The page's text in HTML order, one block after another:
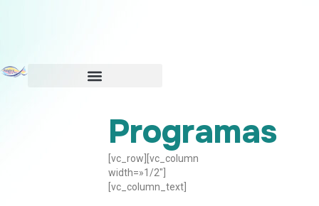
Programas
[vc_row][vc_column
width=»1/2″]
[vc_column_text]